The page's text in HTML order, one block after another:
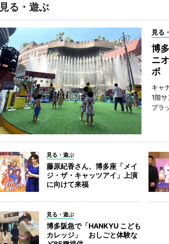
見る・遊ぶ
見る
博
ニ
ボ
キャ
1階
プラ
見る・遊ぶ
藤原紀香さん、博多座「メイ
ジ・ザ・キャッツアイ」上演
に向けて来福
見る・遊ぶ
博多阪急で「HANKYU こども
カレッジ」 おしごと体験な